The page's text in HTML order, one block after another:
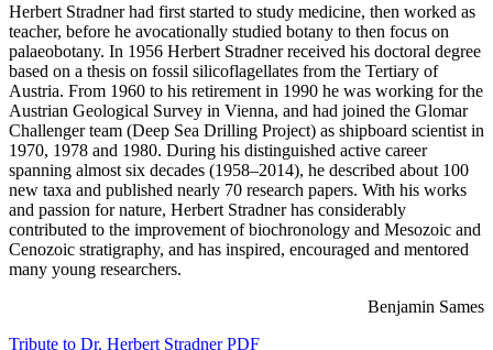
Herbert Stradner had first started to study medicine, then worked as
teacher, before he avocationally studied botany to then focus on
palaeobotany. In 1956 Herbert Stradner received his doctoral degree
based on a thesis on fossil silicoflagellates from the Tertiary of
Austria. From 1960 to his retirement in 1990 he was working for the
Austrian Geological Survey in Vienna, and had joined the Glomar
Challenger team (Deep Sea Drilling Project) as shipboard scientist in
1970, 1978 and 1980. During his distinguished active career
spanning almost six decades (1958–2014), he described about 100
new taxa and published nearly 70 research papers. With his works
and passion for nature, Herbert Stradner has considerably
contributed to the improvement of biochronology and Mesozoic and
Cenozoic stratigraphy, and has inspired, encouraged and mentored
many young researchers.
Benjamin Sames
Tribute to Dr. Herbert StradnerPDF